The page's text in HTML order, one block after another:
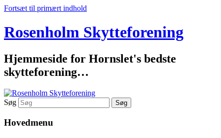
Fortsæt til primært indhold
Rosenholm Skytteforening
Hjemmeside for Hornslet's bedste
skytteforening…
Søg
Hovedmenu